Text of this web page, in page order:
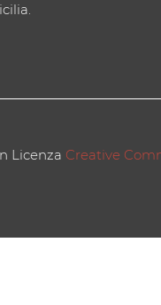
Licenza Creative